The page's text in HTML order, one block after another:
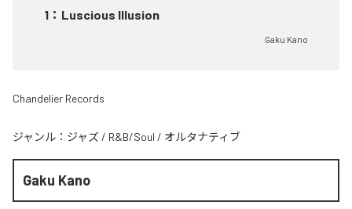
1 ： Luscious Illusion
Gaku Kano
Chandelier Records
ジャンル： ジャズ / R&B/Soul / オルタナティブ
Gaku Kano